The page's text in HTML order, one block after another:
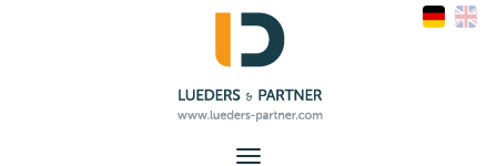
Toggle